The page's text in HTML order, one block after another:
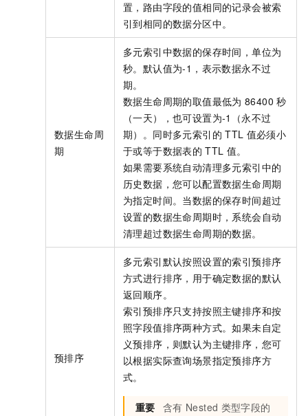
置，路由字段的值相同的记录会被索
引到相同的数据分区中。
数据生命周
期
多元索引中数据的保存时间，单位为
秒。默认值为-1，表示数据永不过
期。
数据生命周期的取值最低为 86400 秒
（一天），也可设置为-1（永不过
期）。同时多元索引的 TTL 值必须小
于或等于数据表的 TTL 值。
如果需要系统自动清理多元索引中的
历史数据，您可以配置数据生命周期
为指定时间。当数据的保存时间超过
设置的数据生命周期时，系统会自动
清理超过数据生命周期的数据。
预排序
多元索引默认按照设置的索引预排序
方式进行排序，用于确定数据的默认
返回顺序。
索引预排序只支持按照主键排序和按
照字段值排序两种方式。如果未自定
义预排序，则默认为主键排序，您可
以根据实际查询场景指定预排序方
式。
重要 含有 Nested 类型字段的